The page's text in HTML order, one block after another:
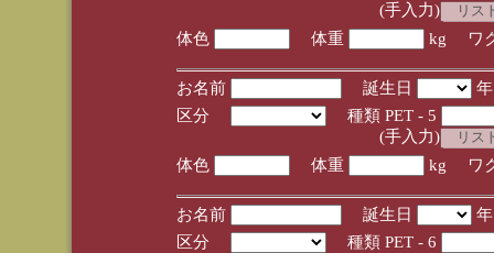
(手入力)
体色
体重 kg ワ
お名前 誕生日
区分
種類 PET - 5
(手入力)
体色
体重 kg ワ
お名前 誕生日
区分
種類 PET - 6